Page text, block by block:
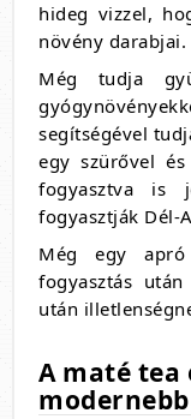
hideg vizzel,
növény darabjai.
Még tudja
segítségével
egy szürővel
fogyasztva is
fogyasztják Dél-
Még egy
fogyasztás
után
A maté tea